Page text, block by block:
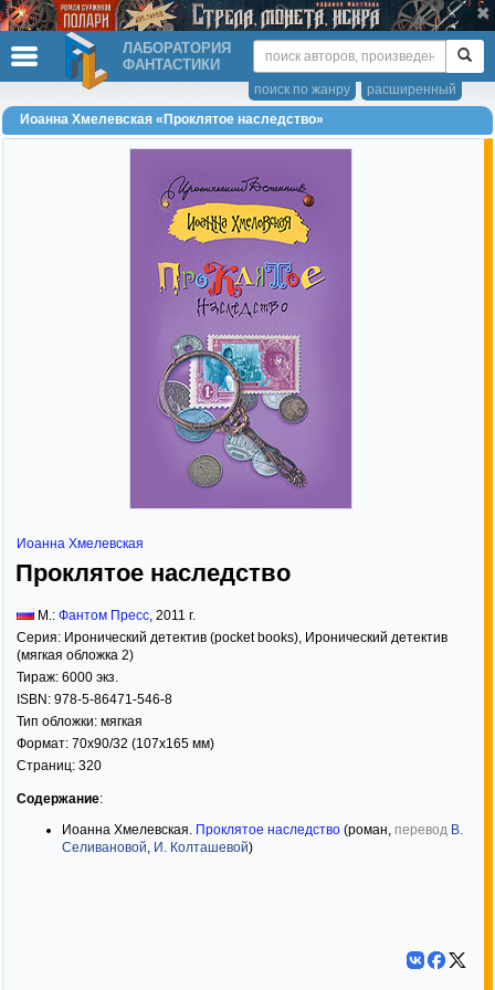
ЛАБОРАТОРИЯ
ФАНТАСТИКИ
расширенный
поиск по жанру
Иоанна Хмелевская «Проклятое наследство»
Иоанна Хмелевская
Проклятое наследство
М.: Фантом Пресс, 2011 г.
Серия: Иронический детектив (pocket books), Иронический детектив
(мягкая обложка 2)
Тираж: 6000 экз.
ISBN: 978-5-86471-546-8
Тип обложки: мягкая
Формат: 70x90/32 (107x165 мм)
Страниц: 320
Содержание:
Иоанна Хмелевская. Проклятое наследство (роман, перевод В.
Селивановой, И. Колташевой)